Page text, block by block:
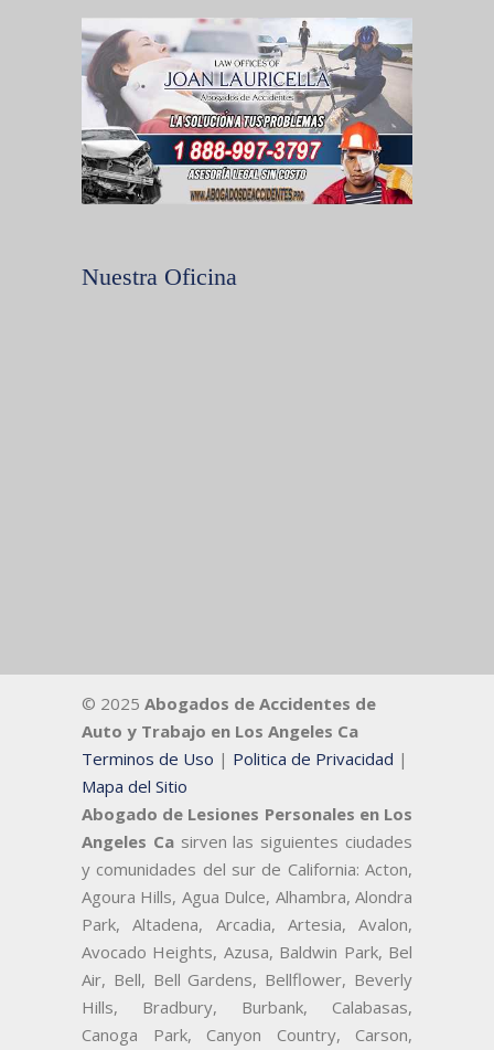
Nuestra Oficina
© 2025 Abogados de Accidentes de
Auto y Trabajo en Los Angeles Ca
Terminos de Uso | Politica de Privacidad |
Mapa del Sitio
Abogado de Lesiones Personales en Los
Angeles Casirven las siguientes ciudades
y comunidades del sur de California: Acton,
Agoura Hills, Agua Dulce, Alhambra, Alondra
Park, Altadena, Arcadia, Artesia, Avalon,
Avocado Heights, Azusa, Baldwin Park, Bel
Air, Bell, Bell Gardens, Bellflower, Beverly
Hills, Bradbury, Burbank, Calabasas,
Canoga Park, Canyon Country, Carson,